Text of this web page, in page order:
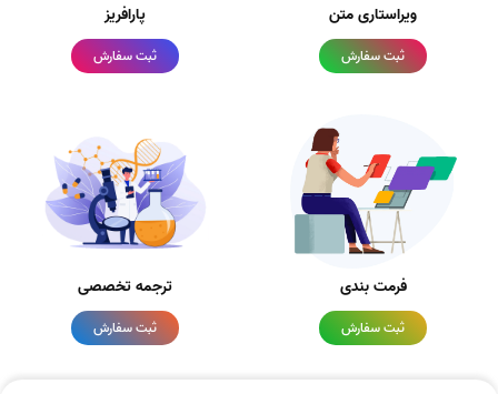
ویراستاری متن
ثبت سفارش
پارافریز
ثبت سفارش
فرمت بندی
ثبت سفارش
ترجمه تخصصی
ثبت سفارش